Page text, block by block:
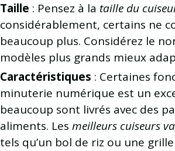
Taille : Pensez à la taille du
considérablement, certains ne
beaucoup plus. Considérez le
modèles plus grands mieux
Caractéristiques : Certaines
minuterie numérique est un
beaucoup sont livrés avec des
aliments. Les meilleurs cuiseurs
tels qu’un bol de riz ou une